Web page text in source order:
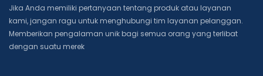
Jika Anda memiliki pertanyaan tentang produk atau layanan
kami, jangan ragu untuk menghubungi tim layanan pelanggan.
Memberikan pengalaman unik bagi semua orang yang terlibat
dengan suatu merek